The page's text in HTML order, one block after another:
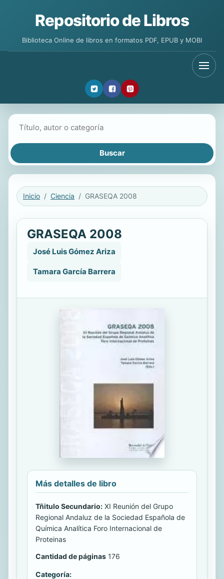
Repositorio de Libros
Biblioteca Online de libros en formatos PDF, EPUB y MOBI
Inicio Ciencia GRASEQA 2008
GRASEQA 2008
José Luis Gómez Ariza
Tamara García Barrera
Más detalles de libro
Tñitulo Secundario: XI Reunión del Grupo
Regional Andaluz de la Sociedad Española de
Química Analítica Foro Internacional de
Proteinas
Cantidad de páginas 176
Categoría: